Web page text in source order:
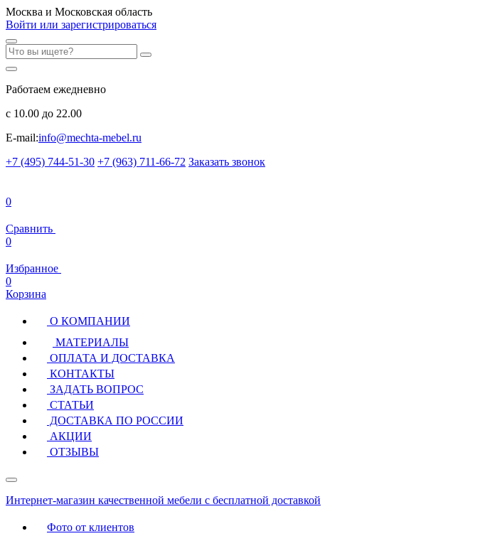
Москва и Московская область
Войти или зарегистрироваться
Работаем ежедневно
с 10.00 до 22.00
E-mail:info@mechta-mebel.ru
+7 (495) 744-51-30 +7 (963) 711-66-72 Заказать звонок
0
Сравнить
0
Избранное
0
Корзина
О КОМПАНИИ
МАТЕРИАЛЫ
ОПЛАТА И ДОСТАВКА
КОНТАКТЫ
ЗАДАТЬ ВОПРОС
СТАТЬИ
ДОСТАВКА ПО РОССИИ
АКЦИИ
ОТЗЫВЫ
Интернет-магазин качественной мебели с бесплатной доставкой
Фото от клиентов